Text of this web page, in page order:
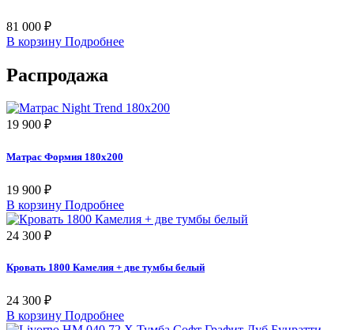
81 000 ₽
В корзину Подробнее
Распродажа
19 900 ₽
Матрас Формия 180х200
19 900 ₽
В корзину Подробнее
24 300 ₽
Кровать 1800 Камелия + две тумбы белый
24 300 ₽
В корзину Подробнее